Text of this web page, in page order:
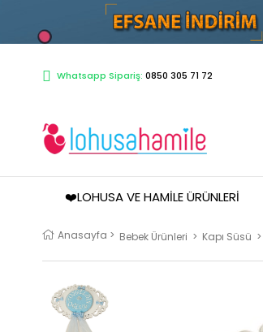
Whatsapp Sipariş: 0850 305 71 72
❤️LOHUSA VE HAMILE ÜRÜNLERI
Anasayfa > Bebek Ürünleri > Kapı Süsü >